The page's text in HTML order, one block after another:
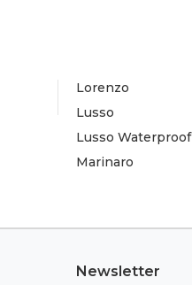
Lorenzo
Lusso
Lusso Waterproof
Marinaro
Newsletter